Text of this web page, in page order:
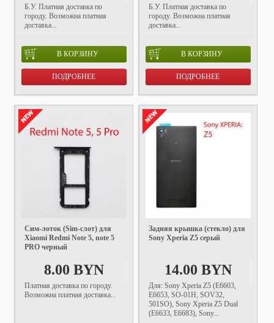
Б.У. Платная доставка по
городу. Возможна платная
доставка...
В КОРЗИНУ
ПОДРОБНЕЕ
Б.У. Платная доставка по
городу. Возможна платная
доставка...
В КОРЗИНУ
ПОДРОБНЕЕ
Cим-лоток (Sim-слот) для
Xiaomi Redmi Note 5, note 5
PRO черный
8.00 BYN
Платная доставка по городу.
Возможна платная доставка...
Задняя крышка (стекло) для
Sony Xperia Z5 серый
14.00 BYN
Для: Sony Xperia Z5 (E6603,
E6653, SO-01H, SOV32,
501SO), Sony Xperia Z5 Dual
(E6633, E6683), Sony...